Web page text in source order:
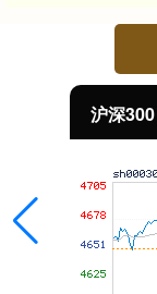
沪深300